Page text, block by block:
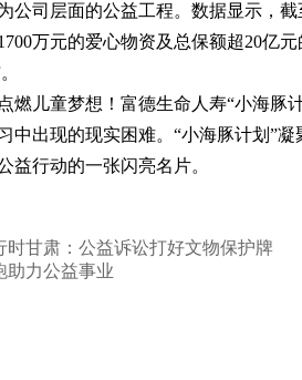
公司层面的公益工程。数据显示，
万元的爱心物资及总保额超20亿
儿童梦想！富德生命人寿“小海豚
中出现的现实困难。“小海豚计划”
益行动的一张闪亮名片。
时甘肃：公益诉讼打好文物保护牌
助力公益事业